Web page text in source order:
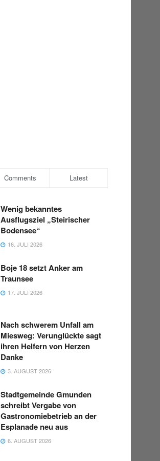
Comments Latest
Wenig bekanntes
Ausflugsziel „Steirischer
Bodensee“
16. JULI 2026
Boje 18 setzt Anker am
Traunsee
17. JULI 2026
Nach schwerem Unfall am
Miesweg: Verunglückte sagt
ihren Helfern von Herzen
Danke
3. AUGUST 2026
Stadtgemeinde Gmunden
schreibt Vergabe von
Gastronomiebetrieb an der
Esplanade neu aus
6. AUGUST 2026